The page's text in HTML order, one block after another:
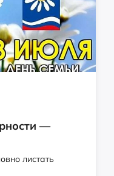
—
листать